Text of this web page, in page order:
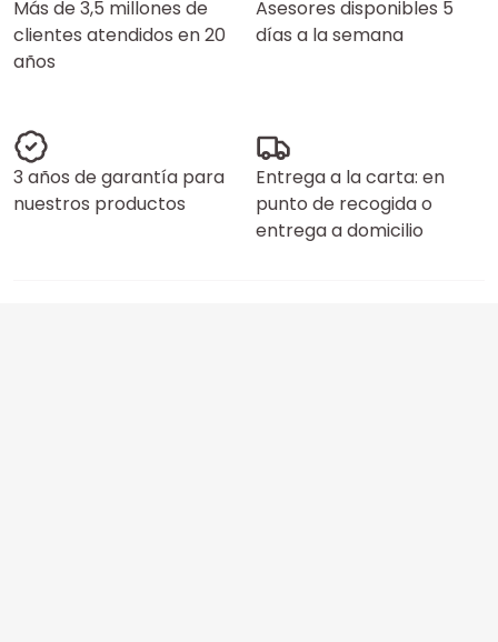
Más de 3,5 millones de
clientes atendidos en 20
años
Asesores disponibles 5
días a la semana
3 años de garantía para
nuestros productos
Entrega a la carta: en
punto de recogida o
entrega a domicilio